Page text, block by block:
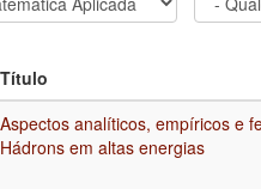
Título
Aspectos analíticos, empíricos e
Hádrons em altas energias